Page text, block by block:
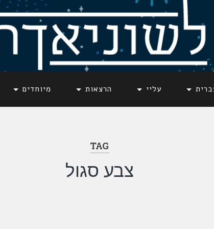
עליי הרצאות מיוחדים
TAG
צבע סגול